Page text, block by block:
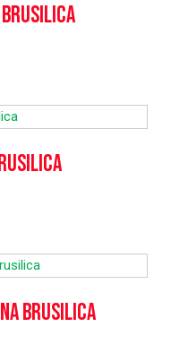
brusilica
brusilica